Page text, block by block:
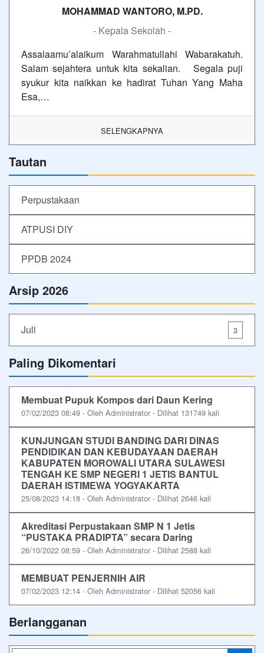
MOHAMMAD WANTORO, M.PD.
- Kepala Sekolah -
Assalaamu’alaikum Warahmatullahi Wabarakatuh.
Salam sejahtera untuk kita sekalian. Segala puji
syukur kita naikkan ke hadirat Tuhan Yang Maha
Esa,…
SELENGKAPNYA
Tautan
Perpustakaan
ATPUSI DIY
PPDB 2024
Arsip 2026
Juli 3
Paling Dikomentari
Membuat Pupuk Kompos dari Daun Kering
07/02/2023 08:49 - Oleh Administrator - Dilihat 131749 kali
KUNJUNGAN STUDI BANDING DARI DINAS
PENDIDIKAN DAN KEBUDAYAAN DAERAH
KABUPATEN MOROWALI UTARA SULAWESI
TENGAH KE SMP NEGERI 1 JETIS BANTUL
DAERAH ISTIMEWA YOGYAKARTA
25/08/2023 14:18 - Oleh Administrator - Dilihat 2646 kali
Akreditasi Perpustakaan SMP N 1 Jetis
“PUSTAKA PRADIPTA” secara Daring
26/10/2022 08:59 - Oleh Administrator - Dilihat 2588 kali
MEMBUAT PENJERNIH AIR
07/02/2023 12:14 - Oleh Administrator - Dilihat 52056 kali
Berlangganan